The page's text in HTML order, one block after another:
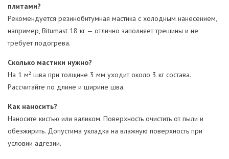
плитами?
Рекомендуется резинобитумная мастика с холодным нанесением,
например, Bitumast 18 кг — отлично заполняет трещины и не
требует подогрева.
Сколько мастики нужно?
На 1 м² шва при толщине 3 мм уходит около 3 кг состава.
Рассчитайте по длине и ширине шва.
Как наносить?
Наносите кистью или валиком. Поверхность очистить от пыли и
обезжирить. Допустима укладка на влажную поверхность при
условии адгезии.